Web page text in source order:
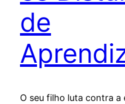
de
O seu filho luta contra a